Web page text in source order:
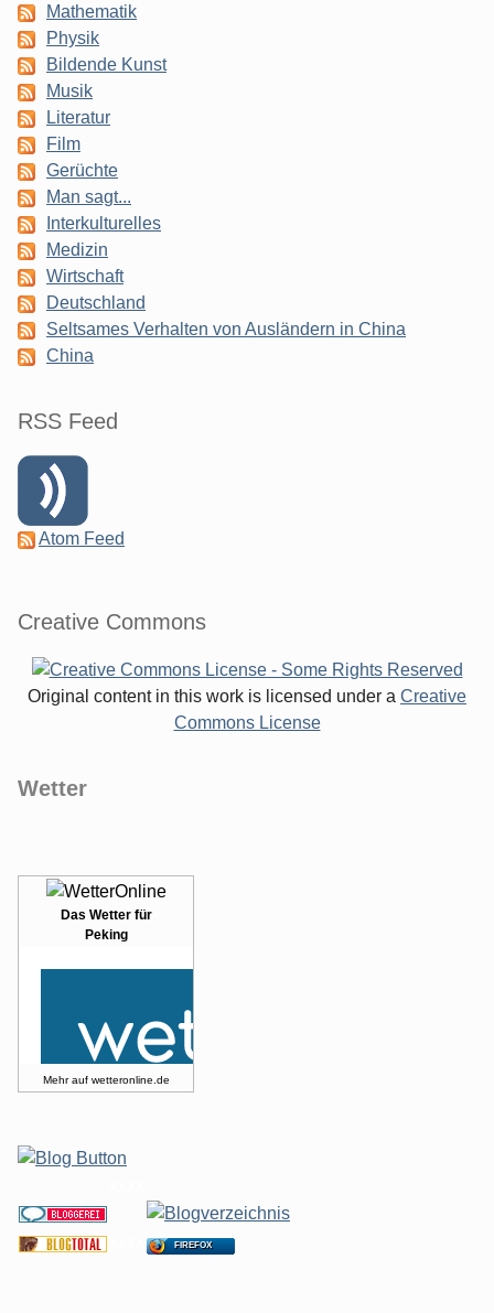
Mathematik
Physik
Bildende Kunst
Musik
Literatur
Film
Gerüchte
Man sagt...
Interkulturelles
Medizin
Wirtschaft
Deutschland
Seltsames Verhalten von Ausländern in China
China
RSS Feed
Atom Feed
Creative Commons
Original content in this work is licensed under a Creative
Commons License
Wetter
Das Wetter für
Peking
Mehr auf wetteronline.de
FIREFOX